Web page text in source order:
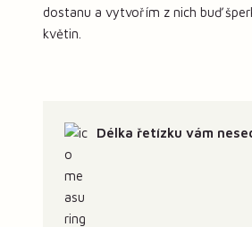
dostanu a vytvořím z nich buď
květin.
Délka řetízku vám